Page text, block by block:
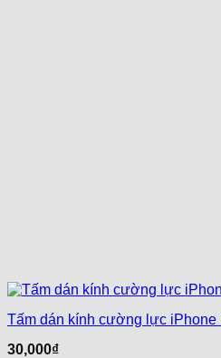
Tấm dán kính cường lực iPhone
30,000₫